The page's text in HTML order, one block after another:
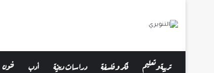
تربية وتعليم فكر وفلسفة دراسات دينية أدب فنون